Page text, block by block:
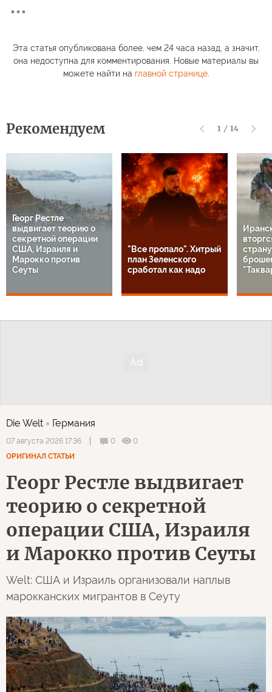
Эта статья опубликована более, чем 24 часа назад, а значит,
она недоступна для комментирования. Новые материалы вы
можете найти на главной странице.
Рекомендуем 1 / 14
Георг Рестле
выдвигает теорию о
секретной операции
США, Израиля и
Марокко против
Сеуты
"Все пропало". Хитрый
план Зеленского
сработал как надо
Die Welt Германия
07 августа 2026 17:36 0
0
ОРИГИНАЛ СТАТЬИ
Георг Рестле выдвигает
теорию о секретной
операции США, Израиля
и Марокко против Сеуты
Welt: США и Израиль организовали наплыв
марокканских мигрантов в Сеуту